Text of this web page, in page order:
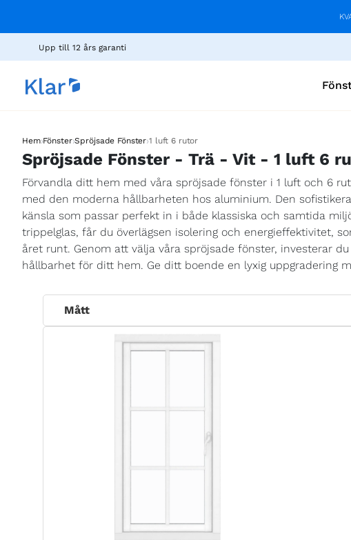
Upp till 12 års garanti
Hem›Fönster›Spröjsade Fönster›1 luft 6 rutor
Spröjsade Fönster - Trä - Vit - 1 luft 6
Förvandla ditt hem med våra spröjsade fönster i 1 luft och 6
med den moderna hållbarheten hos aluminium. Den
känsla som passar perfekt in i både klassiska och samtida
trippelglas, får du överlägsen isolering och energieffektivitet,
året runt. Genom att välja våra spröjsade fönster, investerar
hållbarhet för ditt hem. Ge ditt boende en lyxig uppgradering
Mått